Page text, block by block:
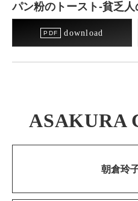
パン粉のトースト-貧乏人
download
ASAKURA
朝倉玲